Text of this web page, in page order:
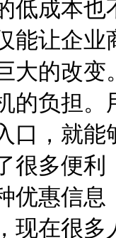
低成本
让企业
大的改
的负担
口，就
很多便
优惠信
在很多